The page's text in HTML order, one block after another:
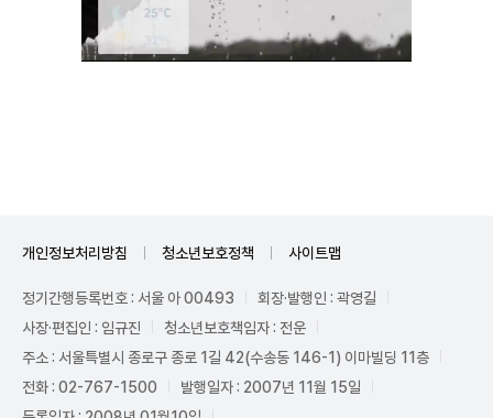
개인정보처리방침 청소년보호정책 사이트맵
정기간행등록번호 : 서울 아 00493
회장·발행인 : 곽영길
사장·편집인 : 임규진
청소년보호책임자 : 전운
주소 : 서울특별시 종로구 종로 1길 42(수송동 146-1) 이마빌딩 11층
전화 : 02-767-1500
발행일자 : 2007년 11월 15일